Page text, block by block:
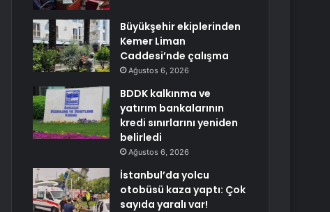
Büyükşehir ekiplerinden
Kemer Liman
Caddesi’nde çalışma
Ağustos 6, 2026
BDDK kalkınma ve
yatırım bankalarının
kredi sınırlarını yeniden
belirledi
Ağustos 6, 2026
İstanbul’da yolcu
otobüsü kaza yaptı: Çok
sayıda yaralı var!